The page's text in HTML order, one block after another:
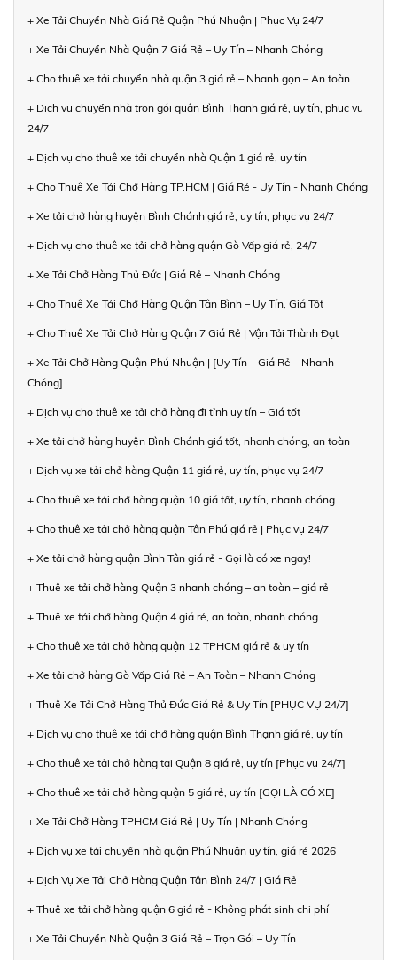
+ Xe Tải Chuyển Nhà Giá Rẻ Quận Phú Nhuận | Phục Vụ 24/7
+ Xe Tải Chuyển Nhà Quận 7 Giá Rẻ – Uy Tín – Nhanh Chóng
+ Cho thuê xe tải chuyển nhà quận 3 giá rẻ – Nhanh gọn – An toàn
+ Dịch vụ chuyển nhà trọn gói quận Bình Thạnh giá rẻ, uy tín, phục vụ
24/7
+ Dịch vụ cho thuê xe tải chuyển nhà Quận 1 giá rẻ, uy tín
+ Cho Thuê Xe Tải Chở Hàng TP.HCM | Giá Rẻ - Uy Tín - Nhanh Chóng
+ Xe tải chở hàng huyện Bình Chánh giá rẻ, uy tín, phục vụ 24/7
+ Dịch vụ cho thuê xe tải chở hàng quận Gò Vấp giá rẻ, 24/7
+ Xe Tải Chở Hàng Thủ Đức | Giá Rẻ – Nhanh Chóng
+ Cho Thuê Xe Tải Chở Hàng Quận Tân Bình – Uy Tín, Giá Tốt
+ Cho Thuê Xe Tải Chở Hàng Quận 7 Giá Rẻ | Vận Tải Thành Đạt
+ Xe Tải Chở Hàng Quận Phú Nhuận | [Uy Tín – Giá Rẻ – Nhanh
Chóng]
+ Dịch vụ cho thuê xe tải chở hàng đi tỉnh uy tín – Giá tốt
+ Xe tải chở hàng huyện Bình Chánh giá tốt, nhanh chóng, an toàn
+ Dịch vụ xe tải chở hàng Quận 11 giá rẻ, uy tín, phục vụ 24/7
+ Cho thuê xe tải chở hàng quận 10 giá tốt, uy tín, nhanh chóng
+ Cho thuê xe tải chở hàng quận Tân Phú giá rẻ | Phục vụ 24/7
+ Xe tải chở hàng quận Bình Tân giá rẻ - Gọi là có xe ngay!
+ Thuê xe tải chở hàng Quận 3 nhanh chóng – an toàn – giá rẻ
+ Thuê xe tải chở hàng Quận 4 giá rẻ, an toàn, nhanh chóng
+ Cho thuê xe tải chở hàng quận 12 TPHCM giá rẻ & uy tín
+ Xe tải chở hàng Gò Vấp Giá Rẻ – An Toàn – Nhanh Chóng
+ Thuê Xe Tải Chở Hàng Thủ Đức Giá Rẻ & Uy Tín [PHỤC VỤ 24/7]
+ Dịch vụ cho thuê xe tải chở hàng quận Bình Thạnh giá rẻ, uy tín
+ Cho thuê xe tải chở hàng tại Quận 8 giá rẻ, uy tín [Phục vụ 24/7]
+ Cho thuê xe tải chở hàng quận 5 giá rẻ, uy tín [GỌI LÀ CÓ XE]
+ Xe Tải Chở Hàng TPHCM Giá Rẻ | Uy Tín | Nhanh Chóng
+ Dịch vụ xe tải chuyển nhà quận Phú Nhuận uy tín, giá rẻ 2026
+ Dịch Vụ Xe Tải Chở Hàng Quận Tân Bình 24/7 | Giá Rẻ
+ Thuê xe tải chở hàng quận 6 giá rẻ - Không phát sinh chi phí
+ Xe Tải Chuyển Nhà Quận 3 Giá Rẻ – Trọn Gói – Uy Tín